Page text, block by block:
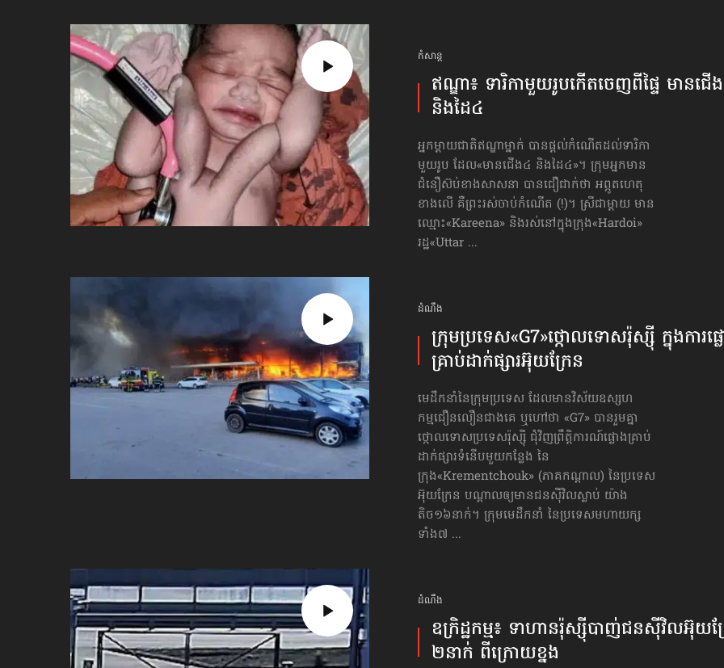
កំសាន្ដ
ឥណ្ឌា៖ ទារិកាមួយរូប​កើតចេញពីផ្ទៃ មានជើ
និងដៃ៤
អ្នកម្ដាយជាតិឥណ្ឌាម្នាក់ បានផ្ដល់កំណើត​ដល់ទារិកា
មួយរូប ដែល«មានជើង៤ និងដៃ៤»។ ក្រុមអ្នកមាន
ជំនឿស៊ប់ខាងសាសនា បានជឿជាក់ថា អព្ភូតហេតុ
ខាងលើ គឺព្រះរស់ចាប់កំណើត (!)។ ស្រីជាម្ដាយ មាន
ឈ្មោះ«Kareena» និងរស់នៅក្នុងក្រុង«Hardoi»
រដ្ឋ«Uttar ...
ដំណឹង
ក្រុមប្រទេស​«G7»​ថ្កោលទោស​រ៉ុស្ស៊ី ក្នុងការផ្
គ្រាប់​ដាក់ផ្សារ​អ៊ុយក្រែន
មេដឹកនាំនៃក្រុមប្រទេស ដែលមានវិស័យឧស្សហ
កម្មជឿនលឿនជាងគេ ឬហៅថា «G7» បានរួមគ្នា
ថ្កោលទោសប្រទេសរ៉ុស្ស៊ី ជុំវិញព្រឹត្តិការណ៍ផ្លោងគ្រាប់
ដាក់ផ្សារទំនើបមួយកន្លែង នៃ
ក្រុង«Krementchouk» (ភាគកណ្ដាល) នៃប្រទេស
អ៊ុយក្រែន បណ្ដាលឲ្យមានជនស៊ីវិលស្លាប់ យ៉ាង
តិច១៦នាក់។ ក្រុមមេដឹកនាំ នៃប្រទេសមហាយក្ស
ទាំង៧ ...
ដំណឹង
ឧក្រិដ្ឋកម្ម៖ ទាហានរ៉ុស្ស៊ី​បាញ់​ជនស៊ីវិលអ៊ុយក្
២នាក់ ពីក្រោយខ្នង